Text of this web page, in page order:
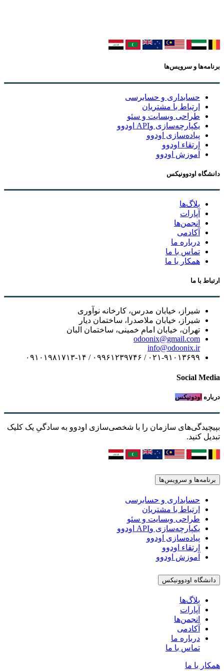
برنامه‌ها و سرویس‌ها
حسابداری و حسابرسی
ارتباط با مشتریان
طراحی وبسایت و سئو
یکپارچه‌سازی وAPI اودوو
پیاده‌سازی اودوو
ارتقاء اودوو
آموزش اودوو
دانشگاه اودوونیکس
بلاگ‌ها
آپارات
انجمن‌ها
آکادمی
درباره ما
تماس با ما
همکار با ما
ارتباط با ما
شیراز، خیابان مدرس، کارخانه نوآوری
شیراز، خیابان ملاصدرا، ساختمان دیار
تهران، خیابان امام خمینی، ساختمان البان
odoonix@gmail.com
info@odoonix.ir
۰۲۱-۹۱۰۱۳۶۹۹ / ۰۹۹۶۱۲۳۹۷۴۶ / ۰۹۱۰۱۹۸۱۷۱۳-۱۴
Social Media
درباره اودونیکس
بپیچیدگی‌های سازمان را با شخصی‌سازی اودوو به سادگیِ یک کلیک
تبدیل کنید.
برنامه‌ها و سرویس‌ها
حسابداری و حسابرسی
ارتباط با مشتریان
طراحی وبسایت و سئو
یکپارچه‌سازی وAPI اودوو
پیاده‌سازی اودوو
ارتقاء اودوو
آموزش اودوو
دانشگاه اودوونیکس
بلاگ‌ها
آپارات
انجمن‌ها
آکادمی
درباره ما
تماس با ما
همکار با ما